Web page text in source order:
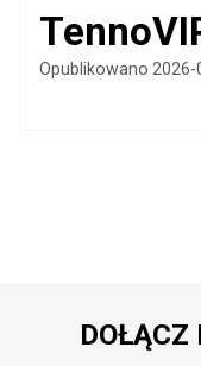
Opublikowano 2026-
DOŁĄCZ